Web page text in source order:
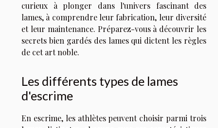
curieux à plonger dans l'univers fascinant des
lames, à comprendre leur fabrication, leur diversité
et leur maintenance. Préparez-vous à découvrir les
secrets bien gardés des lames qui dictent les règles
de cet art noble.
Les différents types de lames
d'escrime
En escrime, les athlètes peuvent choisir parmi trois